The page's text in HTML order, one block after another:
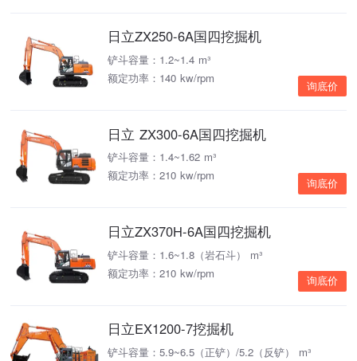
日立ZX250-6A国四挖掘机
铲斗容量：1.2~1.4 m³
额定功率：140 kw/rpm
询底价
日立 ZX300-6A国四挖掘机
铲斗容量：1.4~1.62 m³
额定功率：210 kw/rpm
询底价
日立ZX370H-6A国四挖掘机
铲斗容量：1.6~1.8（岩石斗） m³
额定功率：210 kw/rpm
询底价
日立EX1200-7挖掘机
铲斗容量：5.9~6.5（正铲）/5.2（反铲） m³